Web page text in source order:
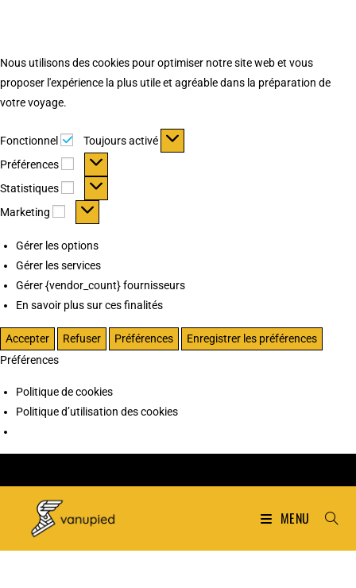
Nous utilisons des cookies pour optimiser notre site web et vous
proposer l'expérience la plus utile et agréable dans la préparation de
votre voyage.
Fonctionnel Fonctionnel
Toujours activé
Préférences
Préférences
Statistiques Statistiques
Marketing Marketing
Gérer les options
Gérer les services
Gérer {vendor_count} fournisseurs
En savoir plus sur ces finalités
Accepter Refuser Préférences
Enregistrer les préférences
Préférences
Politique de cookies
Politique d’utilisation des cookies
MENU